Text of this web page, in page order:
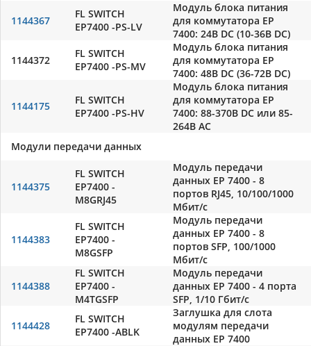
1144367
FL SWITCH
EP7400 -PS-LV
Модуль блока питания
для коммутатора EP
7400: 24В DC (10-36В DC)
1144372
FL SWITCH
EP7400 -PS-MV
Модуль блока питания
для коммутатора EP
7400: 48В DC (36-72В DC)
1144175
FL SWITCH
EP7400 -PS-HV
Модуль блока питания
для коммутатора EP
7400: 88-370В DC или 85-
264В AC
Модули передачи данных
1144375
FL SWITCH
EP7400 -
M8GRJ45
Модуль передачи
данных EP 7400 - 8
портов RJ45, 10/100/1000
Мбит/с
1144383
FL SWITCH
EP7400 -
M8GSFP
Модуль передачи
данных EP 7400 - 8
портов SFP, 100/1000
Мбит/с
1144388
FL SWITCH
EP7400 -
M4TGSFP
Модуль передачи
данных EP 7400 - 4 порта
SFP, 1/10 Гбит/с
1144428
FL SWITCH
EP7400 -ABLK
Заглушка для слота
модулям передачи
данных EP 7400